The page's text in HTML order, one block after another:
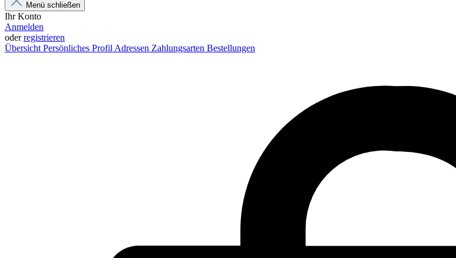
Menü schließen
Ihr Konto
Anmelden
oderregistrieren
Übersicht Persönliches Profil Adressen Zahlungsarten Bestellungen